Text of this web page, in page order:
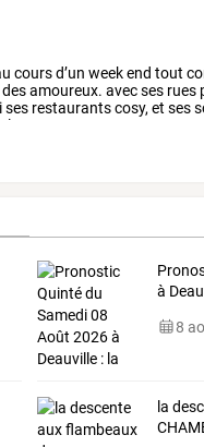
coursd’un weekend tout
desamoureux. avecses rues
ses restaurantscosy, et ses
la
à
8
la